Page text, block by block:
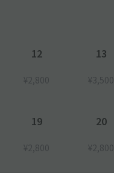
12
¥2,800
13
¥3,500
19
¥2,800
20
¥2,800